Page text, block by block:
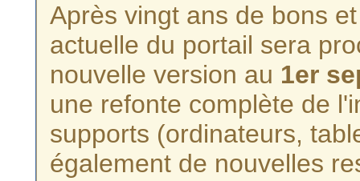
Après vingt ans de bons
actuelle du portail sera
nouvelle version au 1er
une refonte complète de
supports (ordinateurs,
également de nouvelles